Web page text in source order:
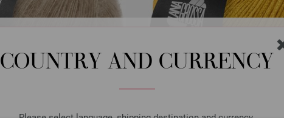
COUNTRY AND CURRENCY
Please select language, shipping destination and currency.